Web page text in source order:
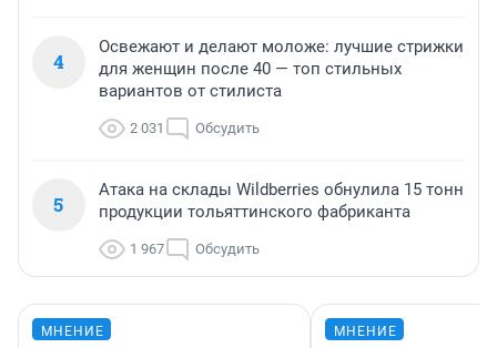
4
Освежают и делают моложе: лучшие стрижки
для женщин после 40 — топ стильных
вариантов от стилиста
2 031 Обсудить
5
Атака на склады Wildberries обнулила 15 тонн
продукции тольяттинского фабриканта
1 967 Обсудить
МНЕНИЕ МНЕНИЕ